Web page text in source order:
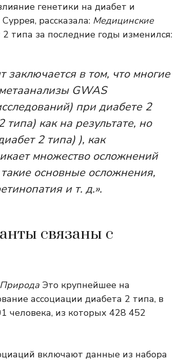
генетики на диабет и
рассказала: Медицинские
типа за последние годы изменился:
в том, что многие
GWAS
при диабете 2
как на результате, но
2 типа) ), как
множество осложнений
основные осложнения,
и т. д.».
связаны с
Природа Это крупнейшее на
ассоциации диабета 2 типа, в
человека, из которых 428 452
включают данные из набора